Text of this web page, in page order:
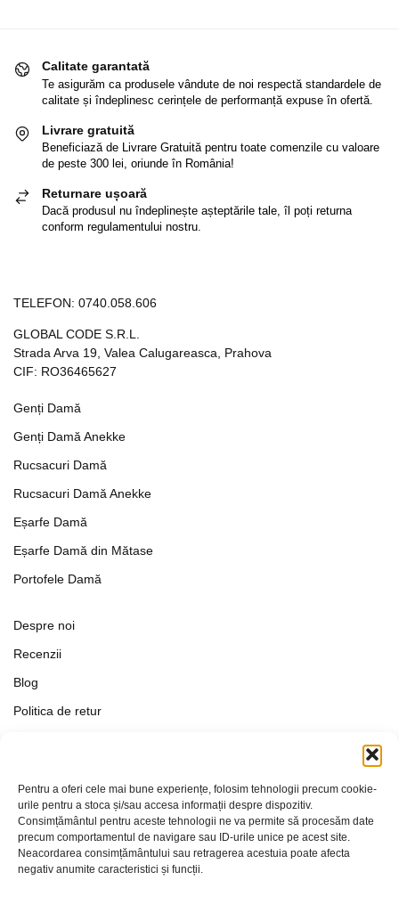
Pentru a oferi cele mai bune experiențe, folosim tehnologii precum cookie-
urile pentru a stoca și/sau accesa informații despre dispozitiv.
Consimțământul pentru aceste tehnologii ne va permite să procesăm date
precum comportamentul de navigare sau ID-urile unice pe acest site.
Neacordarea consimțământului sau retragerea acestuia poate afecta
negativ anumite caracteristici și funcții.
Calitate garantată
Te asigurăm ca produsele vândute de noi respectă standardele de
calitate și îndeplinesc cerințele de performanță expuse în ofertă.
Livrare gratuită
Beneficiază de Livrare Gratuită pentru toate comenzile cu valoare
de peste 300 lei, oriunde în România!
Returnare ușoară
Dacă produsul nu îndeplinește așteptările tale, îl poți returna
conform regulamentului nostru.
TELEFON: 0740.058.606
GLOBAL CODE S.R.L.
Strada Arva 19, Valea Calugareasca, Prahova
CIF: RO36465627
Genți Damă
Genți Damă Anekke
Rucsacuri Damă
Rucsacuri Damă Anekke
Eșarfe Damă
Eșarfe Damă din Mătase
Portofele Damă
Despre noi
Recenzii
Blog
Politica de retur
Politica de Confidențialitate
Politica de cookies
Setări Cookie-uri
Contact